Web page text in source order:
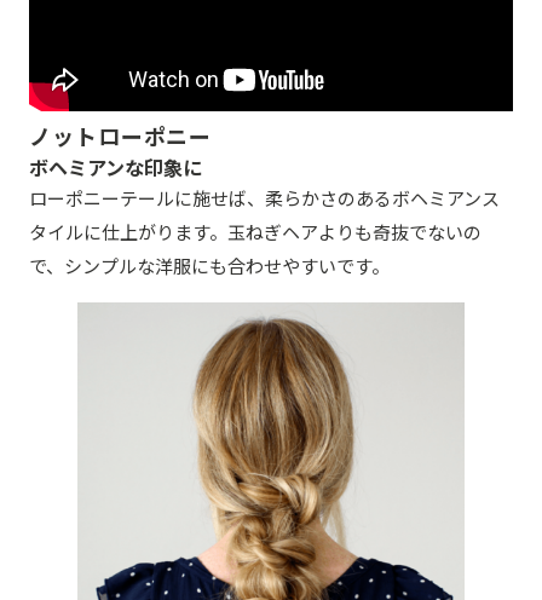
ノットローポニー
ボヘミアンな印象に
ローポニーテールに施せば、柔らかさのあるボヘミアンス
タイルに仕上がります。玉ねぎヘアよりも奇抜でないの
で、シンプルな洋服にも合わせやすいです。